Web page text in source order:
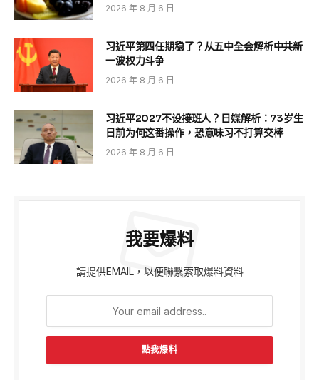
2026 年 8 月 6 日
习近平第四任期稳了？从五中全会解析中共新
一波权力斗争
2026 年 8 月 6 日
习近平2027不设接班人？日媒解析：73岁生
日前为何这番操作，恐意味习不打算交棒
2026 年 8 月 6 日
我要爆料
請提供EMAIL，以便聯繫索取爆料資料